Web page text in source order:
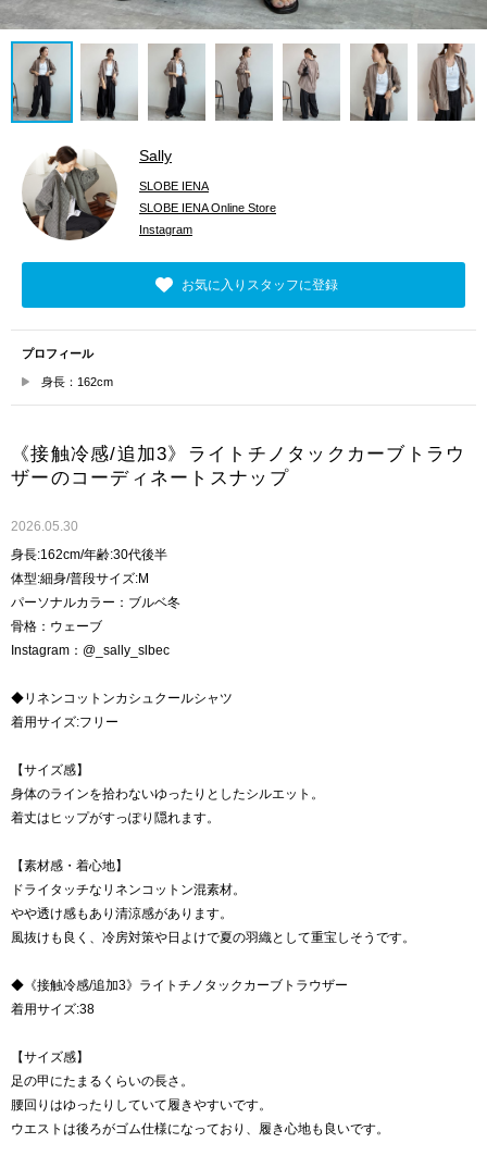
Sally
SLOBE IENA
SLOBE IENA Online Store
Instagram
お気に入りスタッフに登録
プロフィール
身長：162cm
《接触冷感/追加3》ライトチノタックカーブトラウ
ザーのコーディネートスナップ
2026.05.30
身長:162cm/年齢:30代後半
体型:細身/普段サイズ:M
パーソナルカラー：ブルベ冬
骨格：ウェーブ
Instagram：@_sally_slbec
◆リネンコットンカシュクールシャツ
着用サイズ:フリー
【サイズ感】
身体のラインを拾わないゆったりとしたシルエット。
着丈はヒップがすっぽり隠れます。
【素材感・着心地】
ドライタッチなリネンコットン混素材。
やや透け感もあり清涼感があります。
風抜けも良く、冷房対策や日よけで夏の羽織として重宝しそうです。
◆《接触冷感/追加3》ライトチノタックカーブトラウザー
着用サイズ:38
【サイズ感】
足の甲にたまるくらいの長さ。
腰回りはゆったりしていて履きやすいです。
ウエストは後ろがゴム仕様になっており、履き心地も良いです。